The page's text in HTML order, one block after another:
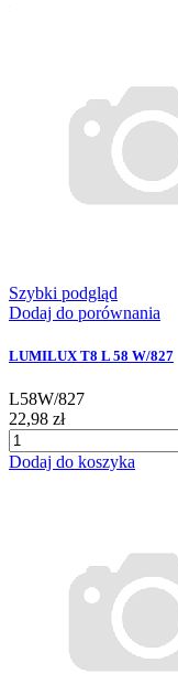
Szybki podgląd
Dodaj do porównania
LUMILUX T8 L 58 W/827
L58W/827
22,98 zł
Dodaj do koszyka